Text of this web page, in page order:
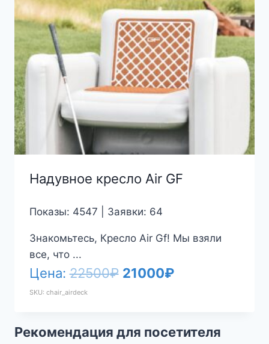
Надувное кресло Air GF
Показы: 4547 | Заявки: 64
Знакомьтесь, Кресло Air Gf! Мы взяли
все, что ...
Цена:22500₽ Первоначальная
22500₽.
21000₽Текущая
SKU: chair_airdeck
Рекомендация для посетителя